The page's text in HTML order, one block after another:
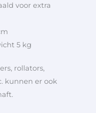
voor extra
5 kg
rollators,
kunnen er ook